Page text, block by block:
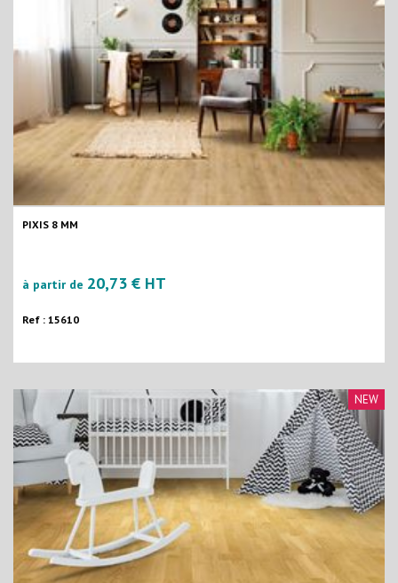
PIXIS 8 MM
à partir de 20,73 € HT
Ref : 15610
NEW